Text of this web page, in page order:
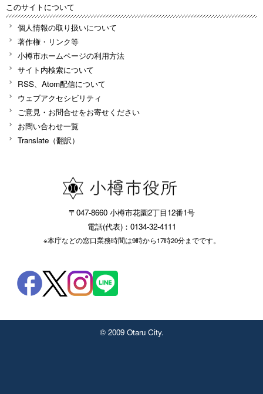
このサイトについて
個人情報の取り扱いについて
著作権・リンク等
小樽市ホームページの利用方法
サイト内検索について
RSS、Atom配信について
ウェブアクセシビリティ
ご意見・お問合せをお寄せください
お問い合わせ一覧
Translate（翻訳）
〒047-8660 小樽市花園2丁目12番1号
電話(代表)：0134-32-4111
※本庁などの窓口業務時間は9時から17時20分までです。
© 2009 Otaru City.